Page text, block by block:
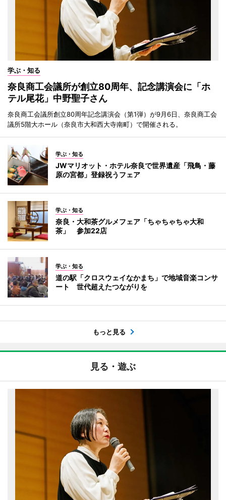
学ぶ・知る
奈良商工会議所が創立80周年、記念講演会に「ホ
テル尾花」中野聖子さん
奈良商工会議所創立80周年記念講演会（第1弾）が9月6日、奈良商工会
議所5階大ホール（奈良市大和西大寺南町）で開催される。
学ぶ・知る
JWマリオット・ホテル奈良で世界遺産「飛鳥・藤
原の宮都」登録祝うフェア
学ぶ・知る
奈良・大和茶グルメフェア「ちゃちゃちゃ大和
茶」 参加22店
学ぶ・知る
道の駅「クロスウェイなかまち」で地域音楽コンサ
ート 世代超えたつながりを
もっと見る
見る・遊ぶ